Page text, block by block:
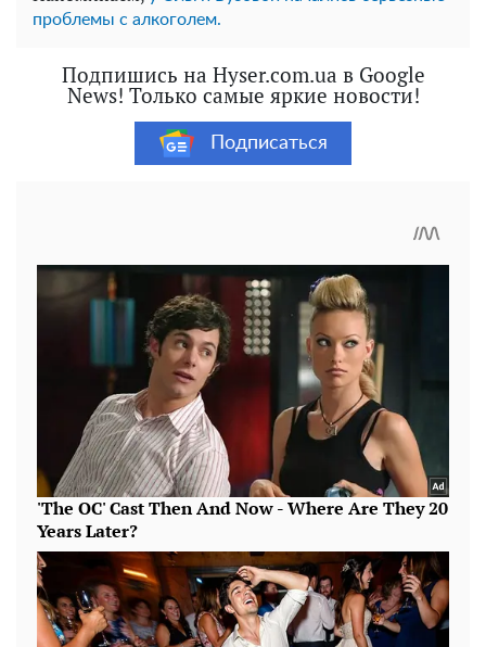
проблемы с алкоголем.
Подпишись на Hyser.com.ua в Google
News! Только самые яркие новости!
Подписаться